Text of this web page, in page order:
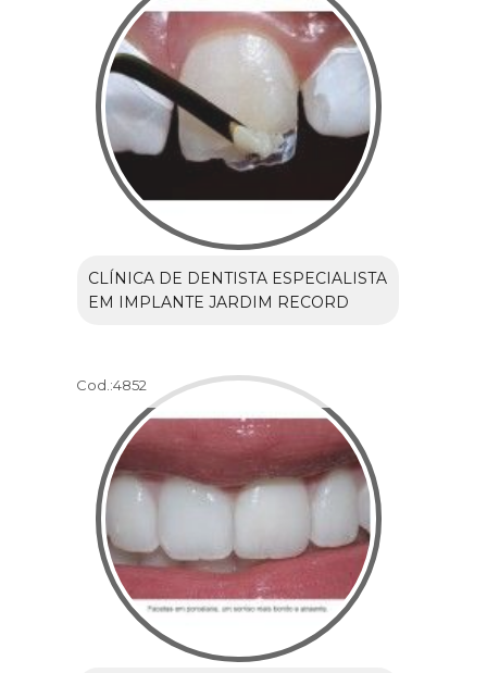
CLÍNICA DE DENTISTA ESPECIALISTA
EM IMPLANTE JARDIM RECORD
Cod.:4852